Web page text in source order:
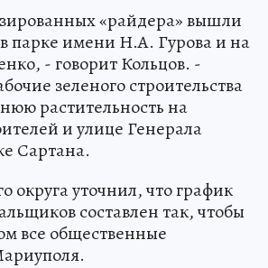
«райдера» вышли
парке имени Н.А. Гурова и на
- говорит Кольцов. -
зеленого строительства
растительность на
и улице Генерала
Сартана.
округа уточнил, что график
составлен так, чтобы
все общественные